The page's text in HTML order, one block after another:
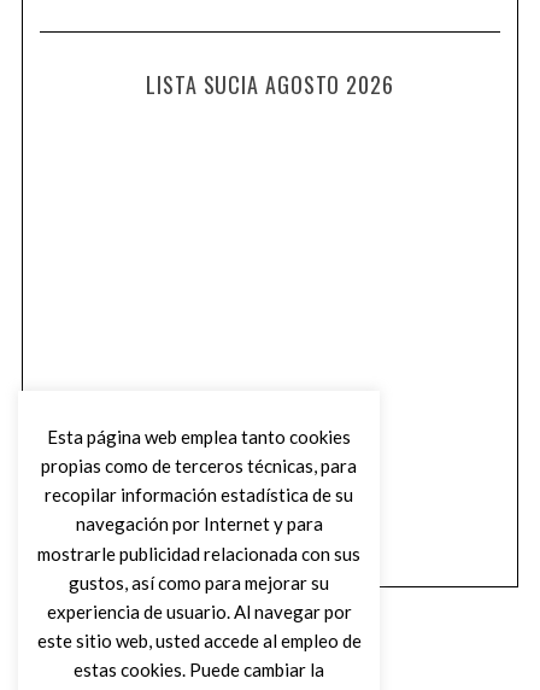
LISTA SUCIA AGOSTO 2026
Esta página web emplea tanto cookies
propias como de terceros técnicas, para
recopilar información estadística de su
navegación por Internet y para
mostrarle publicidad relacionada con sus
gustos, así como para mejorar su
experiencia de usuario. Al navegar por
este sitio web, usted accede al empleo de
estas cookies. Puede cambiar la